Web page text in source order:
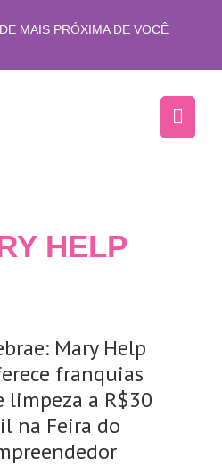
MAIS PRÓXIMA DE VOCÊ
HELP
Mary Help
franquias
limpeza a R$30
na Feira do